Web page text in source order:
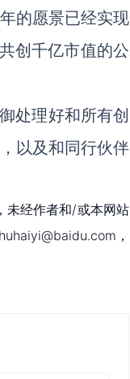
的愿景已经实现
创千亿市值的公
处理好和所有创
以及和同行伙伴
未经作者和/或本网站
，